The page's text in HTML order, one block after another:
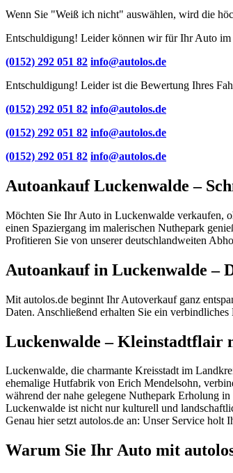
Wenn Sie "Weiß ich nicht" auswählen, wird die
Entschuldigung! Leider können wir für Ihr Auto im
(0152) 292 051 82 info@autolos.de
Entschuldigung! Leider ist die Bewertung Ihres
(0152) 292 051 82 info@autolos.de
(0152) 292 051 82 info@autolos.de
(0152) 292 051 82 info@autolos.de
Autoankauf Luckenwalde –
Möchten Sie Ihr Auto in Luckenwalde verkaufen,
einen Spaziergang im malerischen Nuthepark
Profitieren Sie von unserer deutschlandweiten
Autoankauf in Luckenwalde –
Mit autolos.de beginnt Ihr Autoverkauf ganz
Daten. Anschließend erhalten Sie ein
Luckenwalde – Kleinstadtflair
Luckenwalde, die charmante Kreisstadt im
ehemalige Hutfabrik von Erich Mendelsohn,
während der nahe gelegene Nuthepark Erholung
Luckenwalde ist nicht nur kulturell und
Genau hier setzt autolos.de an: Unser Service
Warum Sie Ihr Auto mit